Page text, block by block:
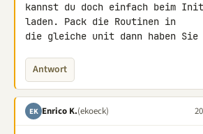
kannst du doch einfach beim
laden. Pack die Routinen in
die gleiche unit dann haben
Antwort
EK Enrico K.(ekoeck)